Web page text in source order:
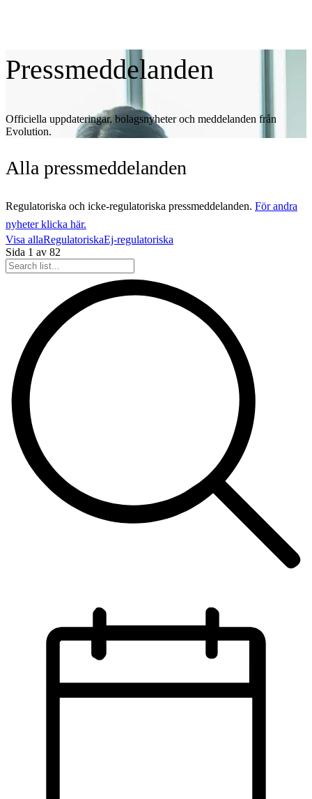
Pressmeddelanden
Officiella uppdateringar, bolagsnyheter och meddelanden från
Evolution.
Alla pressmeddelanden
Regulatoriska och icke-regulatoriska pressmeddelanden. För andra
nyheter klicka här.
Visa allaRegulatoriskaEj-regulatoriska
Sida 1 av 82